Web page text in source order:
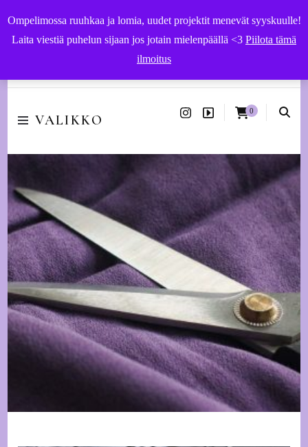
Ompelimossa ruuhkaa ja lomia, uudet projektit menevät syyskuulle!
Laita viestiä puhelun sijaan jos jotain mielenpäällä <3 Piilota tämä
ilmoitus
VALIKKO
0